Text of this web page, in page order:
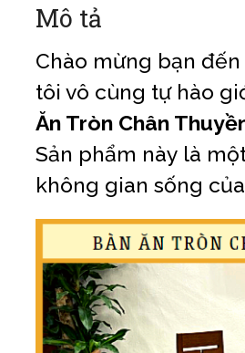
Mô tả
Chào mừng bạn đến
tôi vô cùng tự hào
Ăn Tròn Chân
Sản phẩm này là
không gian sống